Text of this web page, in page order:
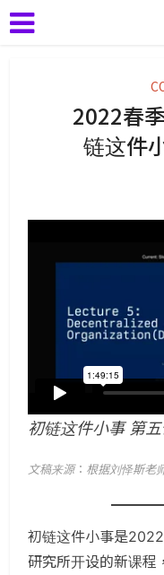
2022春
链这件
初链这件小事 第
文稿来源： 根据刘怿斯老
初链这件小事是
研究所开设的新课程